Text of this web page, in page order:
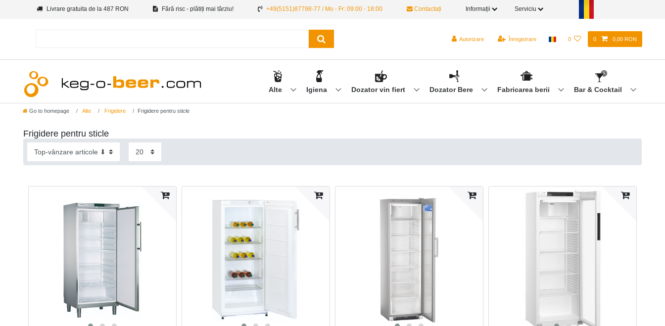
Livrare gratuita de la 487 RON Fără risc - plătiți mai târziu! +49(5151)87798-77 / Mo - Fr: 09:00 - 18:00 Contactați Informații Serviciu
Autorizare Înregistrare 0 0 0,00 RON
Alte Igiena Dozator vin fiert Dozator Bere Fabricarea berii Bar & Cocktail
Go to homepage Alte Frigidere Frigidere pentru sticle
Frigidere pentru sticle